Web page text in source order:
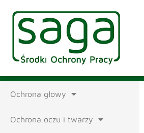
Ochrona głowy
Ochrona oczu i twarzy